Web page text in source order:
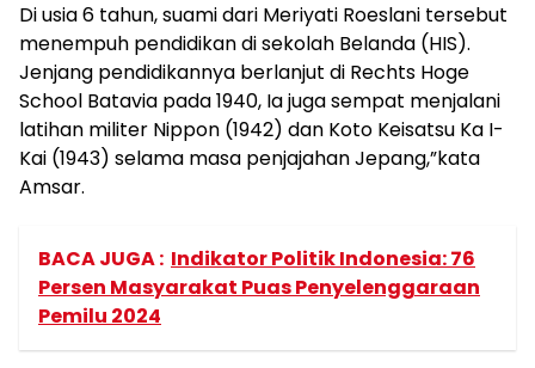
Di usia 6 tahun, suami dari Meriyati Roeslani tersebut
menempuh pendidikan di sekolah Belanda (HIS).
Jenjang pendidikannya berlanjut di Rechts Hoge
School Batavia pada 1940, Ia juga sempat menjalani
latihan militer Nippon (1942) dan Koto Keisatsu Ka I-
Kai (1943) selama masa penjajahan Jepang,”kata
Amsar.
BACA JUGA : Indikator Politik Indonesia: 76
Persen Masyarakat Puas Penyelenggaraan
Pemilu 2024